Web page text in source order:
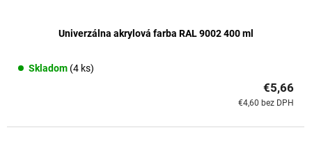
Univerzálna akrylová farba RAL 9002 400 ml
Skladom (4 ks)
€4,60 bez DPH
€5,66